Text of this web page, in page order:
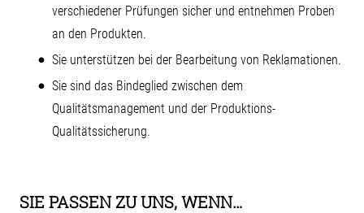
verschiedener Prüfungen sicher und entnehmen Proben
an den Produkten.
Sie unterstützen bei der Bearbeitung von Reklamationen.
Sie sind das Bindeglied zwischen dem
Qualitätsmanagement und der Produktions-
Qualitätssicherung.
SIE PASSEN ZU UNS, WENN…